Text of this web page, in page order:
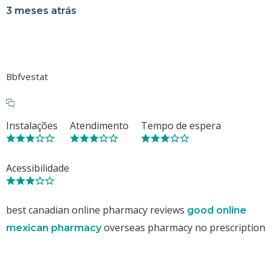
3 meses atrás
Bbfvestat
Instalações Atendimento Tempo de espera
Acessibilidade
best canadian online pharmacy reviews good online
mexican pharmacyoverseas pharmacy no prescription